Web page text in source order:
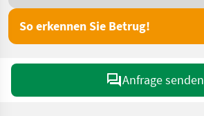
So erkennen Sie Betrug!
Anfrage senden